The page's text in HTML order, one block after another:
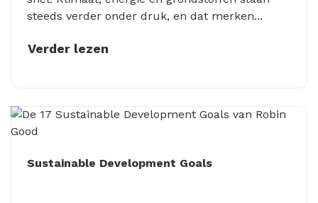
steeds verder onder druk, en dat merken...
Verder lezen
Sustainable Development Goals